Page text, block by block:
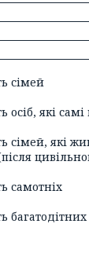
сімей
осіб, які
сімей, які
після
самотніх